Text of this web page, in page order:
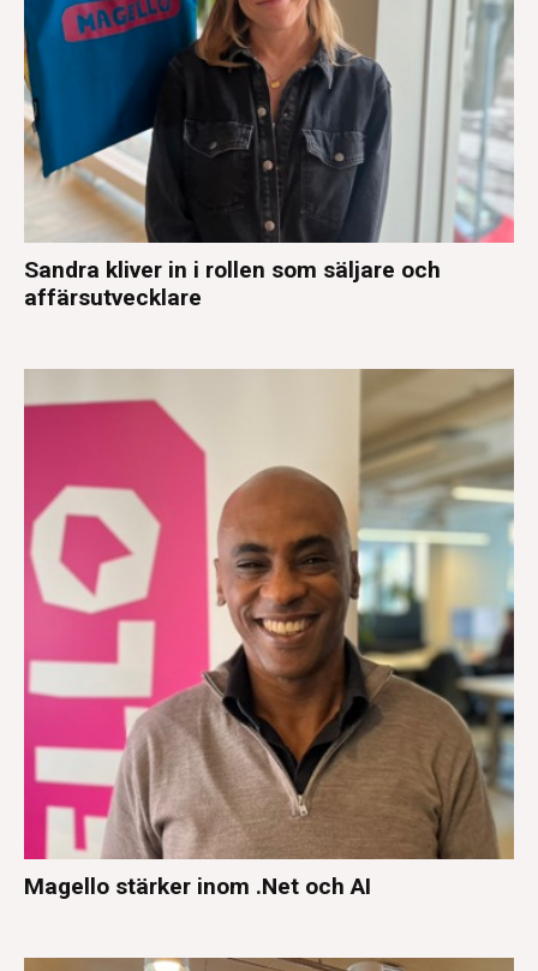
Sandra kliver in i rollen som säljare och
affärsutvecklare
Magello stärker inom .Net och AI